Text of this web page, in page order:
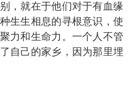
，就在于他们对于有血缘
生生相息的寻根意识，使
力和生命力。一个人不管
自己的家乡，因为那里埋